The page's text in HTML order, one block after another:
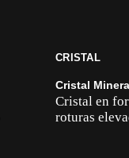
CRISTAL
Cristal
Cristal en
roturas